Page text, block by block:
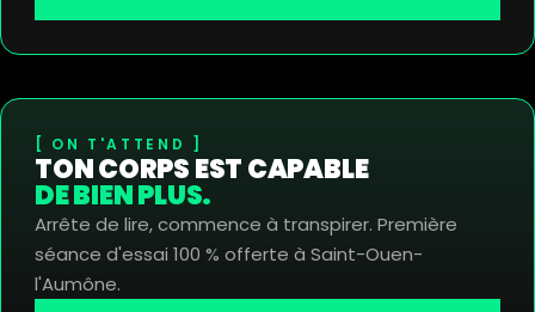
ON T'ATTEND
TON CORPS EST CAPABLE
DE BIEN PLUS.
Arrête de lire, commence à transpirer. Première
séance d'essai 100 % offerte à Saint-Ouen-
l'Aumône.